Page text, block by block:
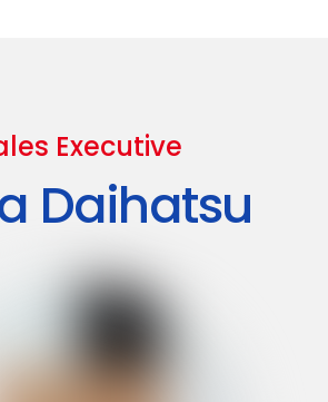
Executive
Daihatsu